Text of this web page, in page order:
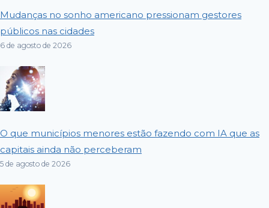
Mudanças no sonho americano pressionam gestores
públicos nas cidades
6 de agosto de 2026
O que municípios menores estão fazendo com IA que as
capitais ainda não perceberam
5 de agosto de 2026